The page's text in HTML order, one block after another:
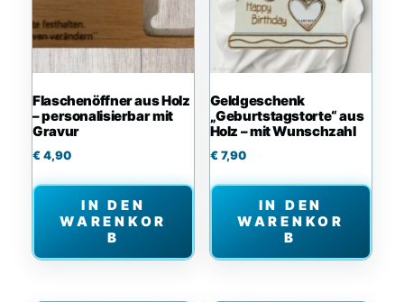
Flaschenöffner aus Holz
– personalisierbar mit
Gravur
€ 4,90
IN DEN
WARENKOR
B
Geldgeschenk
„Geburtstagstorte“ aus
Holz – mit Wunschzahl
€7,90
IN DEN
WARENKOR
B